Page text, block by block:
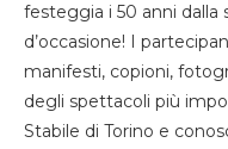
festeggia i 50 anni dalla
d’occasione! I
manifesti, copioni,
degli spettacoli più
Stabile di Torino e